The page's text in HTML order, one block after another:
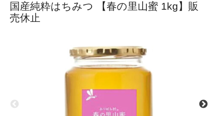
国産純粋はちみつ 【春の里山蜜 1kg】販
売休止